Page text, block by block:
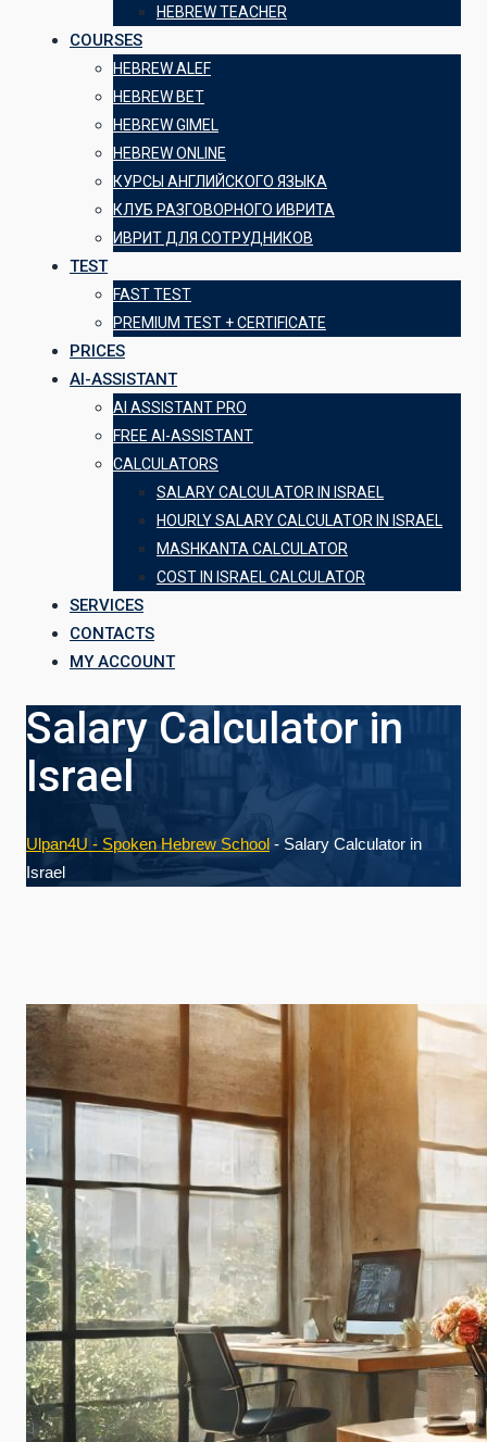
HEBREW TEACHER
COURSES
HEBREW ALEF
HEBREW BET
HEBREW GIMEL
HEBREW ONLINE
КУРСЫ АНГЛИЙСКОГО ЯЗЫКА
КЛУБ РАЗГОВОРНОГО ИВРИТА
ИВРИТ ДЛЯ СОТРУДНИКОВ
TEST
FAST TEST
PREMIUM TEST + CERTIFICATE
PRICES
AI-ASSISTANT
AI ASSISTANT PRO
FREE AI-ASSISTANT
CALCULATORS
SALARY CALCULATOR IN ISRAEL
HOURLY SALARY CALCULATOR IN ISRAEL
MASHKANTA CALCULATOR
COST IN ISRAEL CALCULATOR
SERVICES
CONTACTS
MY ACCOUNT
Salary Calculator in
Israel
Ulpan4U - Spoken Hebrew School - Salary Calculator in
Israel